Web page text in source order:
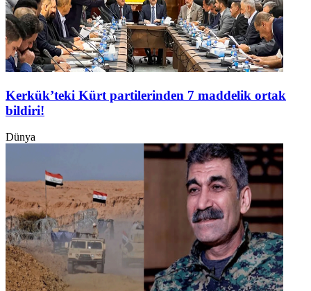
Kerkük’teki Kürt partilerinden 7 maddelik ortak
bildiri!
Dünya